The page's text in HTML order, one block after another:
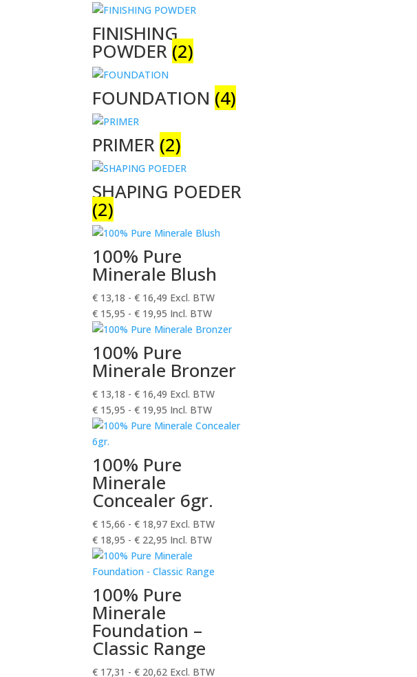
FINISHING
POWDER (2)
FOUNDATION (4)
PRIMER (2)
SHAPING POEDER
(2)
100% Pure
Minerale Blush
€ 13,18 -€ 16,49 Excl. BTW
€ 15,95 -€ 19,95 Incl. BTW
100% Pure
Minerale Bronzer
€ 13,18 -€ 16,49 Excl. BTW
€ 15,95 -€ 19,95 Incl. BTW
100% Pure
Minerale
Concealer 6gr.
€ 15,66 -€ 18,97 Excl. BTW
€ 18,95 -€ 22,95 Incl. BTW
100% Pure
Minerale
Foundation –
Classic Range
€ 17,31 -€ 20,62 Excl. BTW